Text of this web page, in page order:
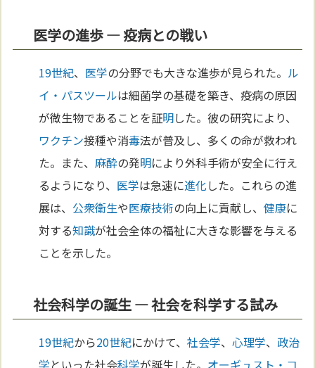
医学の進歩 — 疫病との戦い
19世紀、 医学の分野でも大きな進歩が見られた。 ル
イ・パスツールは細菌学の基礎を築き、疫病の原因
が微生物であることを証明した。彼の研究により、
ワクチン接種や消毒法が普及し、多くの命が救われ
た。また、 麻酔の発明により外科手術が安全に行え
るようになり、 医学は急速に進化した。これらの進
展は、 公衆衛生や医療技術の向上に貢献し、健康に
対する知識が社会全体の福祉に大きな影響を与える
ことを示した。
社会科学の誕生 — 社会を科学する試み
19世紀から20世紀にかけて、社会学、心理学、 政治
学といった社会科学が誕生した。 オーギュスト・コ